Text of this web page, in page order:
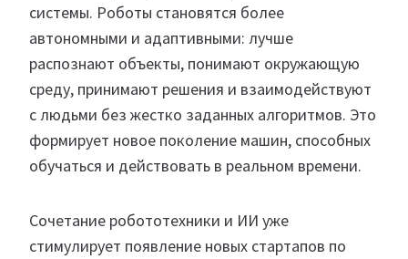
системы. Роботы становятся более
автономными и адаптивными: лучше
распознают объекты, понимают окружающую
среду, принимают решения и взаимодействуют
с людьми без жестко заданных алгоритмов. Это
формирует новое поколение машин, способных
обучаться и действовать в реальном времени.
Сочетание робототехники и ИИ уже
стимулирует появление новых стартапов по